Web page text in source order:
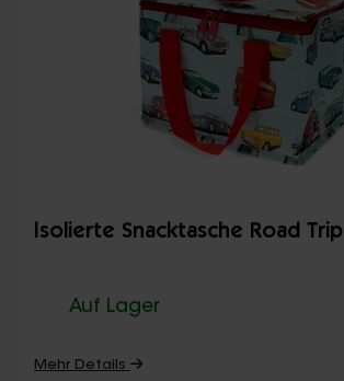
Isolierte Snacktasche Road Trip
Auf Lager
Mehr Details